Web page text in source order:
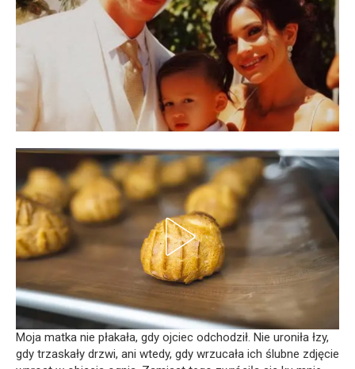
Moja matka nie płakała, gdy ojciec odchodził. Nie uroniła łzy,
gdy trzaskały drzwi, ani wtedy, gdy wrzucała ich ślubne zdjęcie